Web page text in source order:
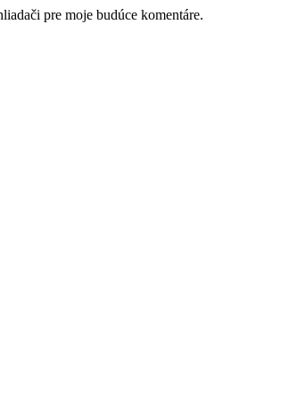
pre moje budúce komentáre.